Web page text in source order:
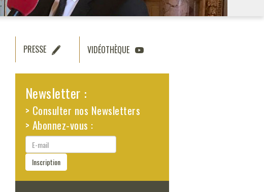
PRESSE VIDÉOTHÈQUE
Newsletter :
> Consulter nos Newsletters
> Abonnez-vous :
E-
mail
Inscription